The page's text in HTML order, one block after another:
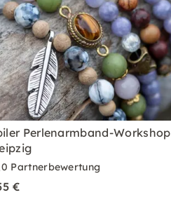
Perlenarmband-Workshop
Partnerbewertung
€